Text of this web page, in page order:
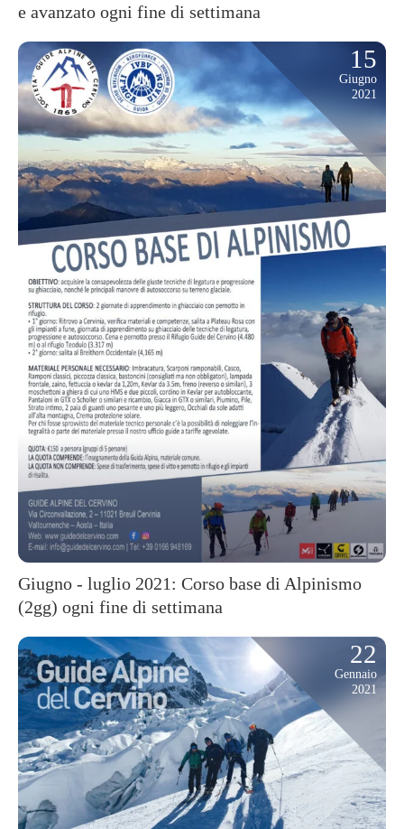
e avanzato ogni fine di settimana
15
Giugno
2021
Giugno - luglio 2021: Corso base di Alpinismo
(2gg) ogni fine di settimana
22
Gennaio
2021